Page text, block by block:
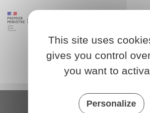
This site uses
gives you control
you want to
Personalize